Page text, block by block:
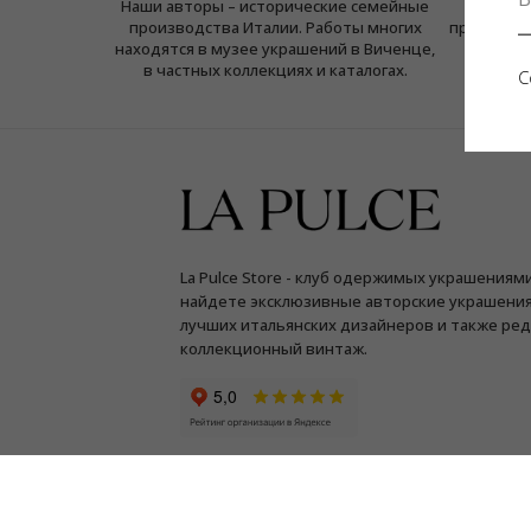
Наши авторы – исторические семейные
производства Италии. Работы многих
находятся в музее украшений в Виченце,
в частных коллекциях и каталогах.
Все
La Pulce Store - клуб одержимых
найдете эксклюзивные авторские
лучших итальянских дизайнеров и также
коллекционный винтаж.